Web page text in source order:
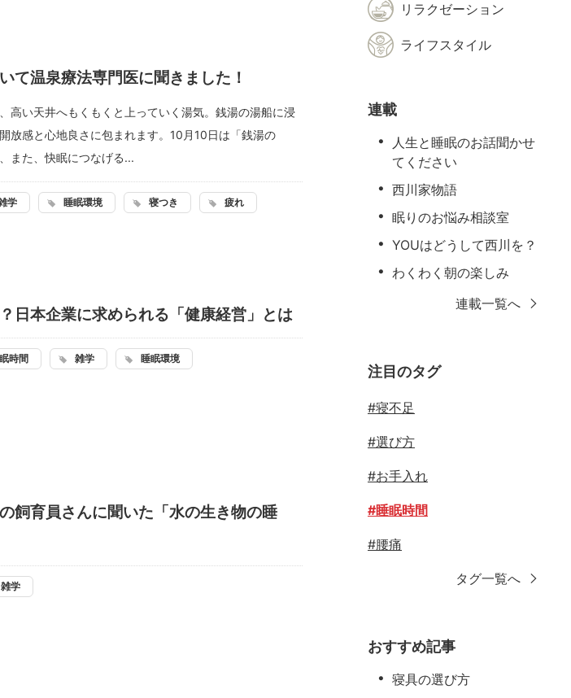
て温泉療法専門医に聞きました！
高い天井へもくもくと上っていく湯気。銭湯の湯船に浸
放感と心地良さに包まれます。10月10日は「銭湯の
また、快眠につなげる...
学 睡眠環境 寝つき 疲れ
日本企業に求められる「健康経営」とは
時間 雑学 睡眠環境
飼育員さんに聞いた「水の生き物の睡
雑学
リラクゼーション
ライフスタイル
連載
人生と睡眠のお話聞かせ
てください
西川家物語
眠りのお悩み相談室
YOUはどうして西川を？
わくわく朝の楽しみ
連載一覧へ
注目のタグ
#寝不足
#選び方
#お手入れ
#睡眠時間
#腰痛
タグ一覧へ
おすすめ記事
寝具の選び方